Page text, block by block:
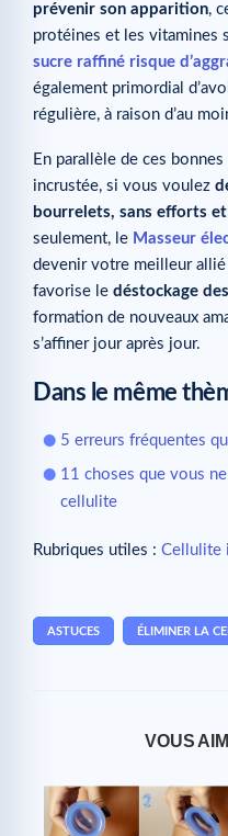
prévenir son apparition,
protéines et les vitamines
sucre raffiné risque
également primordial
régulière, à raison d’au
En parallèle de ces
incrustée, si vous voulez
bourrelets, sans efforts
seulement, le Masseur
devenir votre meilleur allié
favorise le déstockage
formation de nouveaux
s’affiner jour après jour.
Dans le même
5 erreurs fréquentes
11 choses que vous
cellulite
Rubriques utiles : Cellulite
ASTUCES ÉLIMINER LA
VOUS